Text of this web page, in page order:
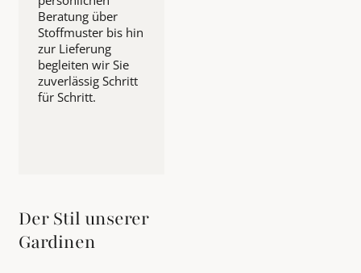
Beratung über
Stoffmuster bis hin
zur Lieferung
begleiten wir Sie
zuverlässig Schritt
für Schritt.
Der Stil unserer
Gardinen